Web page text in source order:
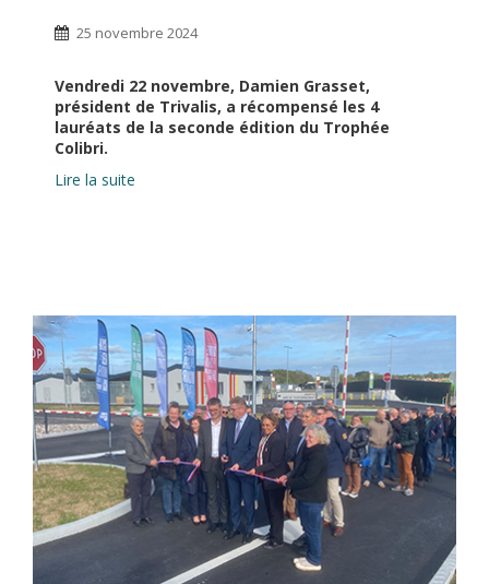
25 novembre 2024
Vendredi 22 novembre, Damien Grasset,
président de Trivalis, a récompensé les 4
lauréats de la seconde édition du Trophée
Colibri.
Lire la suite